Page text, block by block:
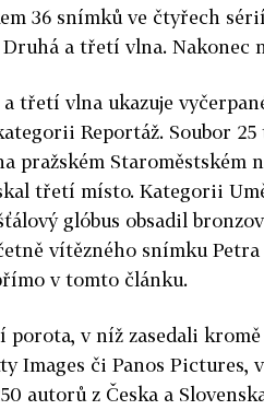
36 snímků ve čtyřech
a třetí vlna. Nakonec
a třetí vlna ukazuje
Reportáž. Soubor
pražském Staroměstském
třetí místo. Kategorii
glóbus obsadil
vítězného snímku
v tomto článku.
porota, v níž zasedali
Images či Panos
autorů z Česka a